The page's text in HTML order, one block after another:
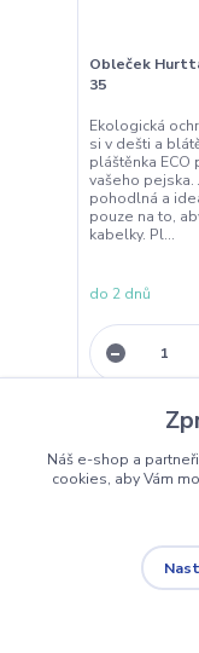
Obleček
35
Ekologická
si v dešti a
pláštěnka
vašeho pejska.
pohodlná a
pouze na to,
kabelky. Pl...
do 2 dnů
Náš e-shop a
cookies, aby Vám